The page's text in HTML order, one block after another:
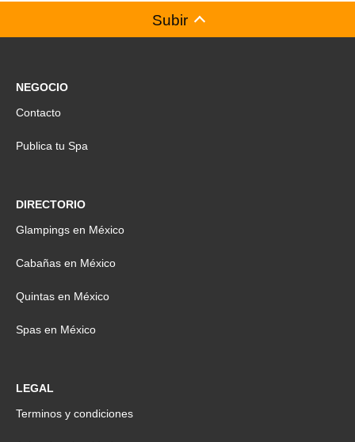
Subir
NEGOCIO
Contacto
Publica tu Spa
DIRECTORIO
Glampings en México
Cabañas en México
Quintas en México
Spas en México
LEGAL
Terminos y condiciones